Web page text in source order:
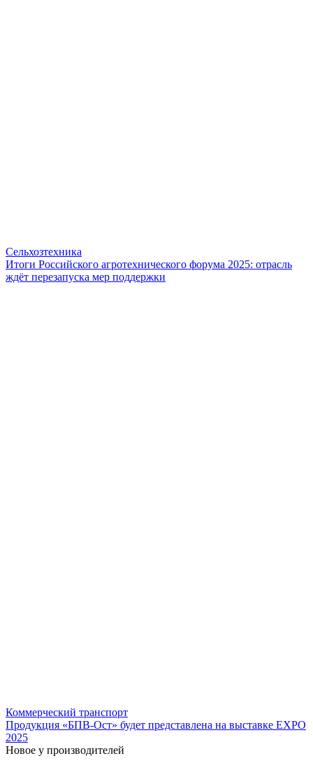
Сельхозтехника
Итоги Российского агротехнического форума 2025: отрасль
ждёт перезапуска мер поддержки
Коммерческий транспорт
Продукция «БПВ-Ост» будет представлена на выставке EXPO
2025
Новое у производителей